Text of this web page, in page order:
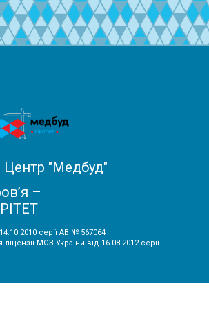
"Медбуд"
–
серії АВ № 567064
МОЗ України від 16.08.2012 серії